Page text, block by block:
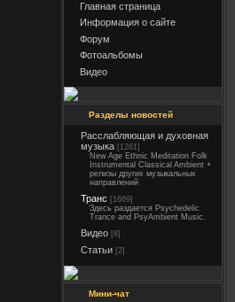
Главная страница
Информация о сайте
Форум
Фотоальбомы
Видео
Разделы новостей
Расслабляющая и духовная
музыка [1261]
New Age Ethnic Meditation Folk
Instrumental Classical Ambient +
релизы других музыкальных
направлений
Транс [1669]
Здесь раздается Psychedelic
Trance and PsyAmbient Music.
Видео [8]
Статьи [2]
Мини-чат